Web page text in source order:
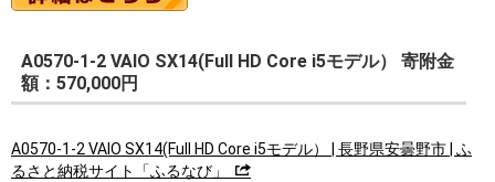
A0570-1-2 VAIO SX14(Full HD Core i5モデル） 寄附金
額：570,000円
A0570-1-2 VAIO SX14(Full HD Core i5モデル） | 長野県安曇野市 | ふ
るさと納税サイト「ふるなび」